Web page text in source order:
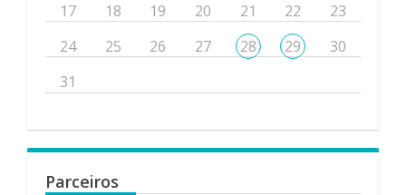
17
18 19 20 21 22
23
24
25 26 27 28 29
30
31
Parceiros